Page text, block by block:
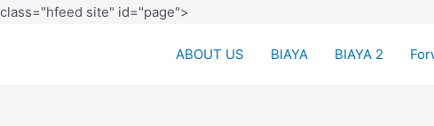
class="hfeed site" id="page">
ABOUT US BIAYA BIAYA 2